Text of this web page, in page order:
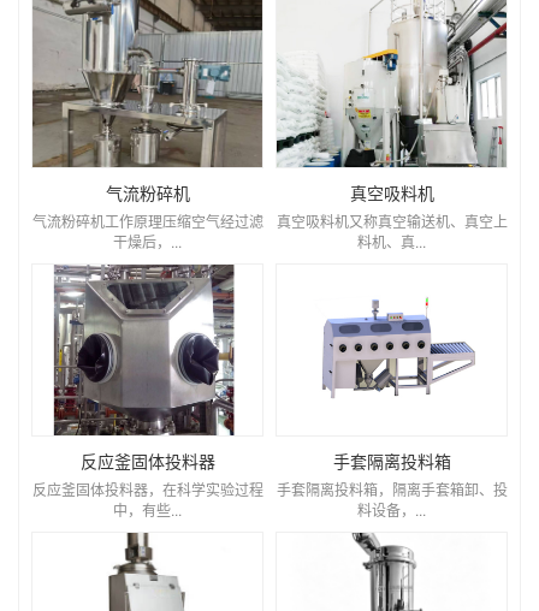
气流粉碎机
气流粉碎机工作原理压缩空气经过滤
干燥后，...
真空吸料机
真空吸料机又称真空输送机、真空上
料机、真...
反应釜固体投料器
反应釜固体投料器，在科学实验过程
中，有些...
手套隔离投料箱
手套隔离投料箱，隔离手套箱卸、投
料设备，...